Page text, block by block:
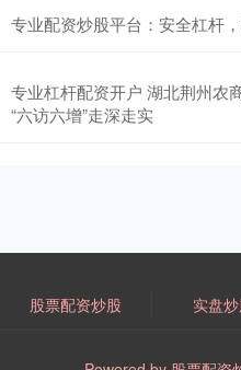
专业配资炒股平台：安全杠杆
专业杠杆配资开户 湖北荆州农
“六访六增”走深走实
股票配资炒股 实盘